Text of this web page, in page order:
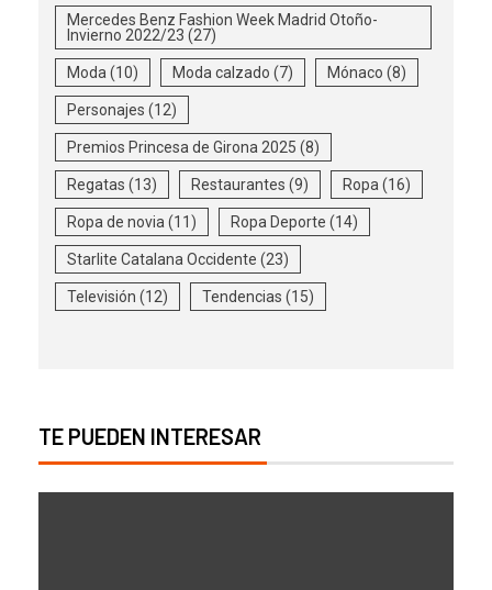
Mercedes Benz Fashion Week Madrid Otoño-
Invierno 2022/23 (27)
Moda(10) Moda calzado (7) Mónaco (8)
Personajes (12)
Premios Princesa de Girona 2025 (8)
Regatas (13) Restaurantes (9) Ropa(16)
Ropa de novia(11) Ropa Deporte (14)
Starlite Catalana Occidente (23)
Televisión (12) Tendencias (15)
TE PUEDEN INTERESAR